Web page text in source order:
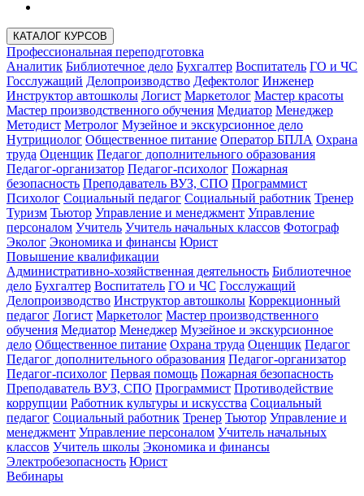
КАТАЛОГ КУРСОВ
Профессиональная переподготовка
Аналитик Библиотечное дело Бухгалтер Воспитатель ГО и ЧС
Госслужащий Делопроизводство Дефектолог Инженер
Инструктор автошколы Логист Маркетолог Мастер красоты
Мастер производственного обучения Медиатор Менеджер
Методист Метролог Музейное и экскурсионное дело
Нутрициолог Общественное питание Оператор БПЛА Охрана
труда Оценщик Педагог дополнительного образования
Педагог-организатор Педагог-психолог Пожарная
безопасность Преподаватель ВУЗ, СПО Программист
Психолог Социальный педагог Социальный работник Тренер
Туризм Тьютор Управление и менеджмент Управление
персоналом Учитель Учитель начальных классов Фотограф
Эколог Экономика и финансы Юрист
Повышение квалификации
Административно-хозяйственная деятельность Библиотечное
дело Бухгалтер Воспитатель ГО и ЧС Госслужащий
Делопроизводство Инструктор автошколы Коррекционный
педагог Логист Маркетолог Мастер производственного
обучения Медиатор Менеджер Музейное и экскурсионное
дело Общественное питание Охрана труда Оценщик Педагог
Педагог дополнительного образования Педагог-организатор
Педагог-психолог Первая помощь Пожарная безопасность
Преподаватель ВУЗ, СПО Программист Противодействие
коррупции Работник культуры и искусства Социальный
педагог Социальный работник Тренер Тьютор Управление и
менеджмент Управление персоналом Учитель начальных
классов Учитель школы Экономика и финансы
Электробезопасность Юрист
Вебинары